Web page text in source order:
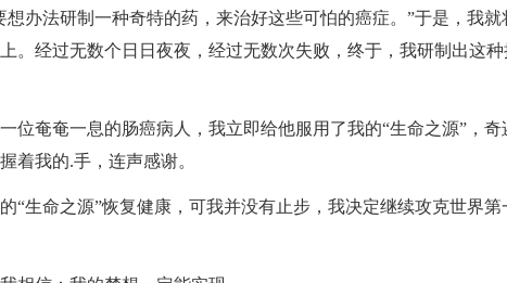
想办法研制一种奇特的药，来治好这些可怕的癌症。”于是，我就
。经过无数个日日夜夜，经过无数次失败，终于，我研制出这
位奄奄一息的肠癌病人，我立即给他服用了我的“生命之源”，奇
着我的.手，连声感谢。
“生命之源”恢复健康，可我并没有止步，我决定继续攻克世界第